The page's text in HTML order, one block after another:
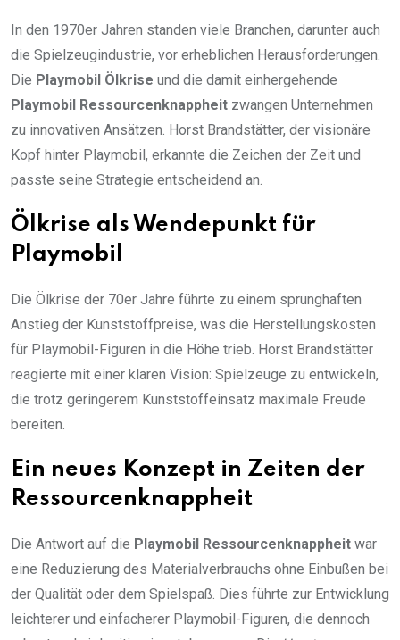
In den 1970er Jahren standen viele Branchen, darunter auch
die Spielzeugindustrie, vor erheblichen Herausforderungen.
Die Playmobil Ölkrise und die damit einhergehende
Playmobil Ressourcenknappheit zwangen Unternehmen
zu innovativen Ansätzen. Horst Brandstätter, der visionäre
Kopf hinter Playmobil, erkannte die Zeichen der Zeit und
passte seine Strategie entscheidend an.
Ölkrise als Wendepunkt für
Playmobil
Die Ölkrise der 70er Jahre führte zu einem sprunghaften
Anstieg der Kunststoffpreise, was die Herstellungskosten
für Playmobil-Figuren in die Höhe trieb. Horst Brandstätter
reagierte mit einer klaren Vision: Spielzeuge zu entwickeln,
die trotz geringerem Kunststoffeinsatz maximale Freude
bereiten.
Ein neues Konzept in Zeiten der
Ressourcenknappheit
Die Antwort auf die Playmobil Ressourcenknappheit war
eine Reduzierung des Materialverbrauchs ohne Einbußen bei
der Qualität oder dem Spielspaß. Dies führte zur Entwicklung
leichterer und einfacherer Playmobil-Figuren, die dennoch